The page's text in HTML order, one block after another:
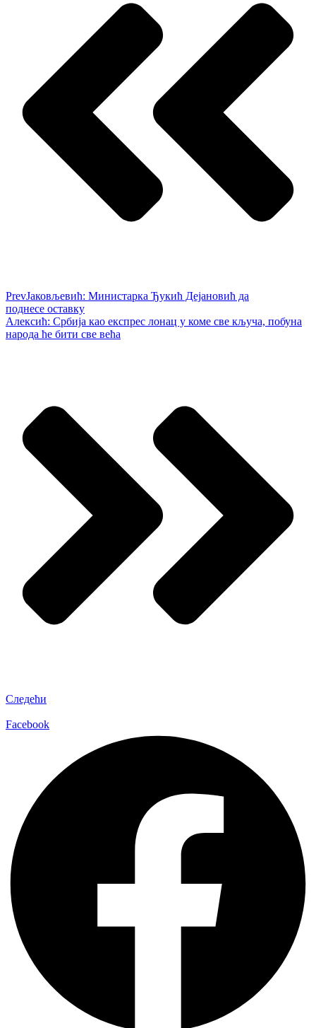
PrevЈаковљевић: Министарка Ђукић Дејановић да
поднесе оставку
Алексић: Србија као експрес лонац у коме све кључа, побуна
народа ће бити све већа
Следећи
Facebook